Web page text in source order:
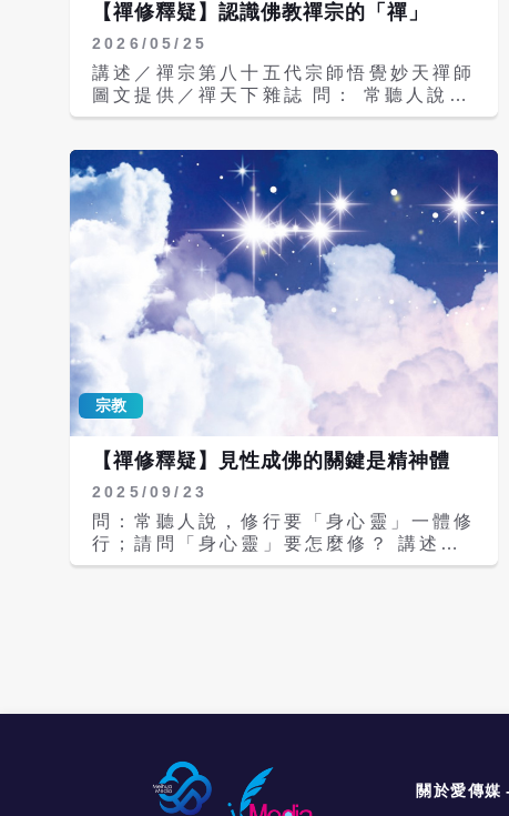
【禪修釋疑】認識佛教禪宗的「禪」
2026/05/25
講述／禪宗第八十五代宗師悟覺妙天禪師
圖文提供／禪天下雜誌 問： 常聽人說
「學禪」能提升身心靈，那麼佛家的禪法
概可分為三種：唸佛坐禪、持咒坐禪與佛
教禪宗的禪。其中佛教禪宗的禪，是佛教
裏面最重要的一派。 禪中無他心 定中
無他相 禪宗的禪，是從中國梁武帝時
代，達摩祖師從印度來到中國，在少林寺
弘揚佛法的時候，教人如何禪坐開始。
祖師教弟子禪定的口訣，就是「禪中無他
心」、「定中無他相」。「禪中無他心」
是你在禪當中，沒有其他的心去想其他的
事，就是無欲；「定中無他相」是定的時
候，沒有妄念，就是無念。這種「禪中無
他心，定中無他相」的方法，才是真正能
夠直指本心，見性成佛的修行方法。所以
佛教禪宗，才是唯一可以一世成就、當下
開悟、即身成佛的正法傳承法脈。 禪宗
的禪，從達摩祖師開始，經過二祖慧可大
師、三祖僧璨大師、四祖道信大師、五祖
弘忍大師、六祖慧能大師，都是「以心傳
心，傳佛心印」，以佛的心印，傳佛的心
接能夠和上師印心，並由上師將佛的證
印的印心佛法。 人間的天堂在心裡 一個
傳承的上師，因為已經修行證道，自然而
然在衪的身心裏面，所有眾生都被超度到
宗教
【禪修釋疑】見性成佛的關鍵是精神體
2025/09/23
問：常聽人說，修行要「身心靈」一體修
行；請問「身心靈」要怎麼修？ 講述／
禪宗第八十五代宗師悟覺妙天禪師 圖文
一致，讓身心能夠統一、協調。 當一個
人精神體旺盛時，身體也會很健康。身體
為什麼會生病？因為過於物質化，讓身體
關於愛傳媒